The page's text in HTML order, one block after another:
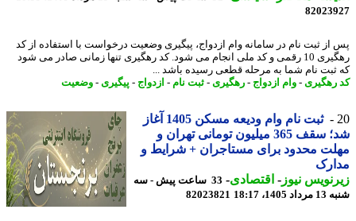
ثبت نام در سامانه وام ازدواج، پیگیری وضعیت درخواست با استفاده از کد
رهگیری 10 رقمی و کد ملی انجام می شود. کد رهگیری تنها زمانی صادر می شود
نام شما به مرحله قطعی رسیده باشد ...
- وام ازدواج -رهگیری- ثبت نام-ازدواج -پیگیری- وضعیت
ثبت نام وام ودیعه مسکن 1405 آغاز
شد؛ سقف 365 میلیون تومانی تهران و
محدود برای مستاجران + شرایط و
نیوز-اقتصادی-
33 ساعت پیش - سه
18:17
82023821